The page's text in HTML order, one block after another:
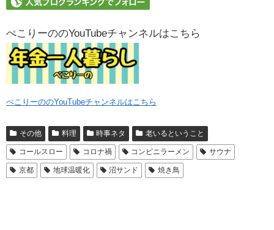
ぺこりーののYouTubeチャンネルはこちら
ぺこりーののYouTubeチャンネルはこちら
その他 料理 時事ネタ 老いるということ
コールスロー コロナ禍 コンビニラーメン サウナ
京都 地球温暖化 沼サンド 焼き鳥